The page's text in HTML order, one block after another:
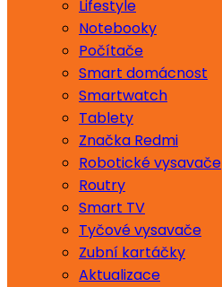
Lifestyle
Notebooky
Počítače
Smart domácnost
Smartwatch
Tablety
Značka Redmi
Robotické vysavače
Routry
Smart TV
Tyčové vysavače
Zubní kartáčky
Aktualizace